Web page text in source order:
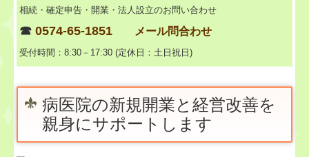
経営理念
料金
交通案内
関連リンク
相続・確定申告・開業・法人設立のお問い合わせ
☎0574-65-1851 メール問合わせ
受付時間：8:30－17:30 (定休日：土日祝日)
病医院の新規開業と経営改善を
親身にサポートします